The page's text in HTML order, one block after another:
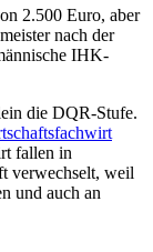
2.500 Euro, aber
nach der
IHK-
die DQR-Stufe.
fallen in
verwechselt, weil
und auch an